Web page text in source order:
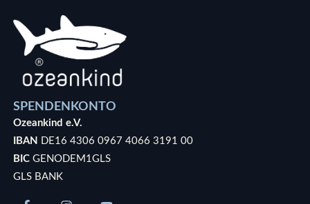
SPENDENKONTO
Ozeankind e.V.
IBAN
DE16 4306 0967 4066 3191 00
BICGENODEM1GLS
GLS BANK